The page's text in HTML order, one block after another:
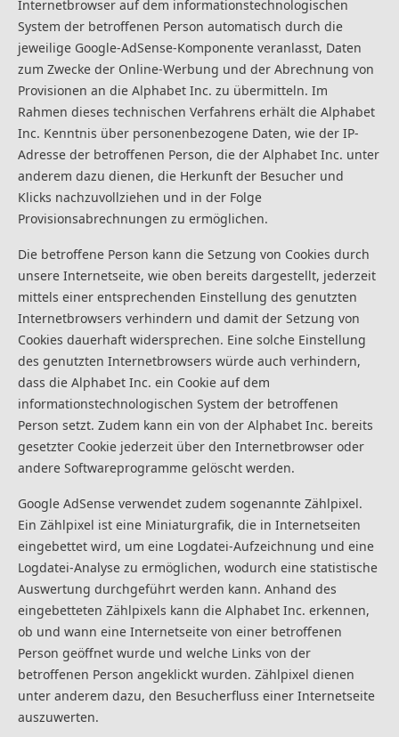
Internetbrowser auf dem informationstechnologischen
System der betroffenen Person automatisch durch die
jeweilige Google-AdSense-Komponente veranlasst, Daten
zum Zwecke der Online-Werbung und der Abrechnung von
Provisionen an die Alphabet Inc. zu übermitteln. Im
Rahmen dieses technischen Verfahrens erhält die Alphabet
Inc. Kenntnis über personenbezogene Daten, wie der IP-
Adresse der betroffenen Person, die der Alphabet Inc. unter
anderem dazu dienen, die Herkunft der Besucher und
Klicks nachzuvollziehen und in der Folge
Provisionsabrechnungen zu ermöglichen.
Die betroffene Person kann die Setzung von Cookies durch
unsere Internetseite, wie oben bereits dargestellt, jederzeit
mittels einer entsprechenden Einstellung des genutzten
Internetbrowsers verhindern und damit der Setzung von
Cookies dauerhaft widersprechen. Eine solche Einstellung
des genutzten Internetbrowsers würde auch verhindern,
dass die Alphabet Inc. ein Cookie auf dem
informationstechnologischen System der betroffenen
Person setzt. Zudem kann ein von der Alphabet Inc. bereits
gesetzter Cookie jederzeit über den Internetbrowser oder
andere Softwareprogramme gelöscht werden.
Google AdSense verwendet zudem sogenannte Zählpixel.
Ein Zählpixel ist eine Miniaturgrafik, die in Internetseiten
eingebettet wird, um eine Logdatei-Aufzeichnung und eine
Logdatei-Analyse zu ermöglichen, wodurch eine statistische
Auswertung durchgeführt werden kann. Anhand des
eingebetteten Zählpixels kann die Alphabet Inc. erkennen,
ob und wann eine Internetseite von einer betroffenen
Person geöffnet wurde und welche Links von der
betroffenen Person angeklickt wurden. Zählpixel dienen
unter anderem dazu, den Besucherfluss einer Internetseite
auszuwerten.